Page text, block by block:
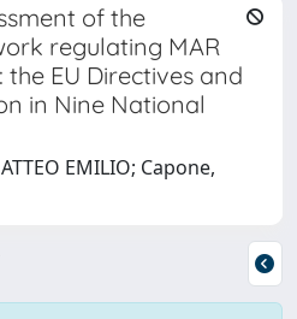
of the
regulating MAR
the EU Directives and
in Nine National
EMILIO; Capone,